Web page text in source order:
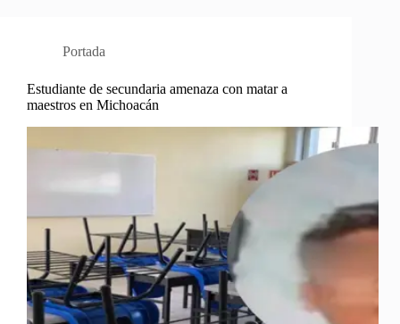
Portada
Estudiante de secundaria amenaza con matar a
maestros en Michoacán